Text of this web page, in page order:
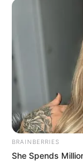
BRAINBERRIES
She Spends